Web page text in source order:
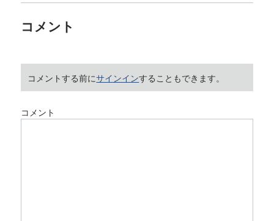
コメント
コメントする前にサインインすることもできます。
コメント